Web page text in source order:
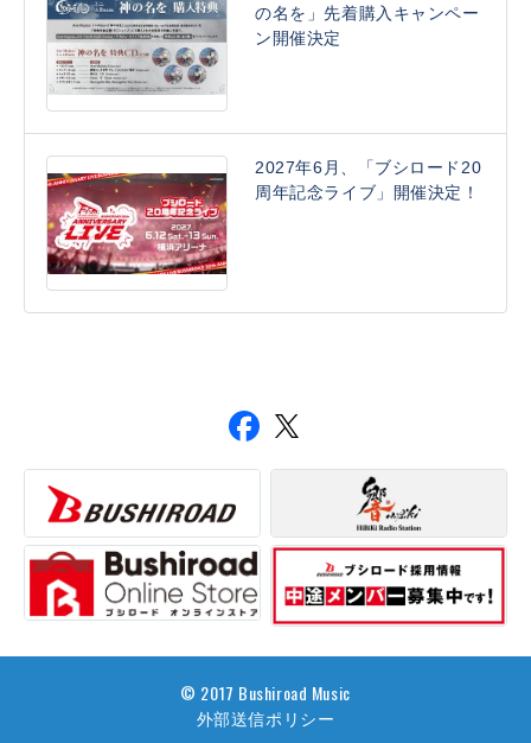
の名を」先着購入キャンペー
ン開催決定
2027年6月、「ブシロード20
周年記念ライブ」開催決定！
© 2017 Bushiroad Music
外部送信ポリシー